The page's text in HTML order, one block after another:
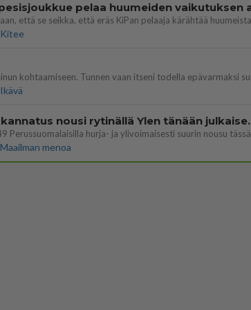
Kitee
Ikävä
Perussuomalaisten
Maailman menoa